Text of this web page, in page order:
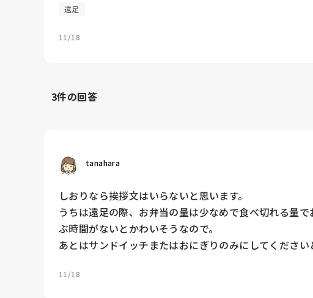
遠足
11/18
3件の回答
tanahara
しおりなら挨拶文はいらないと思います。
うちは遠足の際、お弁当の量は少なめで食べ切れる量
ぶ時間がないとかわいそうなので。
あとはサンドイッチまたはおにぎりのみにしてください
11/18